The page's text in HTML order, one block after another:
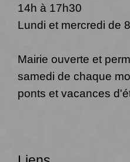
14h à 17h30
Lundi et mercredi de
Mairie ouverte et
samedi de chaque
ponts et vacances